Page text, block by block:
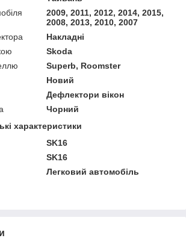
2009, 2011, 2012, 2014, 2015,
2008, 2013, 2010, 2007
Накладні
Skoda
Superb, Roomster
Новий
Дефлектори вікон
Чорний
характеристики
SK16
SK16
Легковий автомобіль